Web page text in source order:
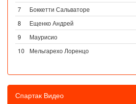
7
Боккетти Сальваторе
8
Ещенко Андрей
9
Маурисио
10
Мельгарехо Лоренцо
Спартак Видео